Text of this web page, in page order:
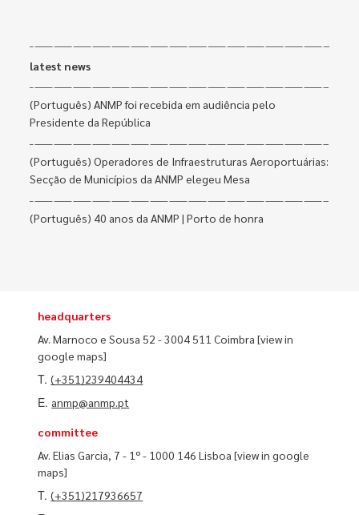
latest news
(Português) ANMP foi recebida em audiência pelo
Presidente da República
(Português) Operadores de Infraestruturas Aeroportuárias:
Secção de Municípios da ANMP elegeu Mesa
(Português) 40 anos da ANMP | Porto de honra
headquarters
Av. Marnoco e Sousa 52 - 3004 511 Coimbra[view in
google maps]
T.(+351)239404434
E. anmp@anmp.pt
committee
Av. Elias Garcia, 7 - 1º - 1000 146 Lisboa[view in google
maps]
T.(+351)217936657